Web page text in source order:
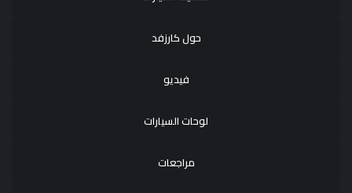
حول كارزفد
فيديو
لوحات السيارات
مراجعات